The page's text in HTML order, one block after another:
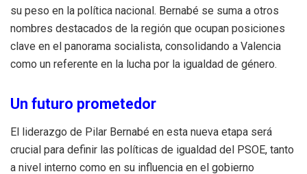
su peso en la política nacional. Bernabé se suma a otros
nombres destacados de la región que ocupan posiciones
clave en el panorama socialista, consolidando a Valencia
como un referente en la lucha por la igualdad de género.
Un futuro prometedor
El liderazgo de Pilar Bernabé en esta nueva etapa será
crucial para definir las políticas de igualdad del PSOE, tanto
a nivel interno como en su influencia en el gobierno